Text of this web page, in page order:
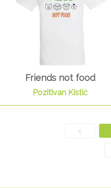
Friends not food
Pozitivan Kistić
<